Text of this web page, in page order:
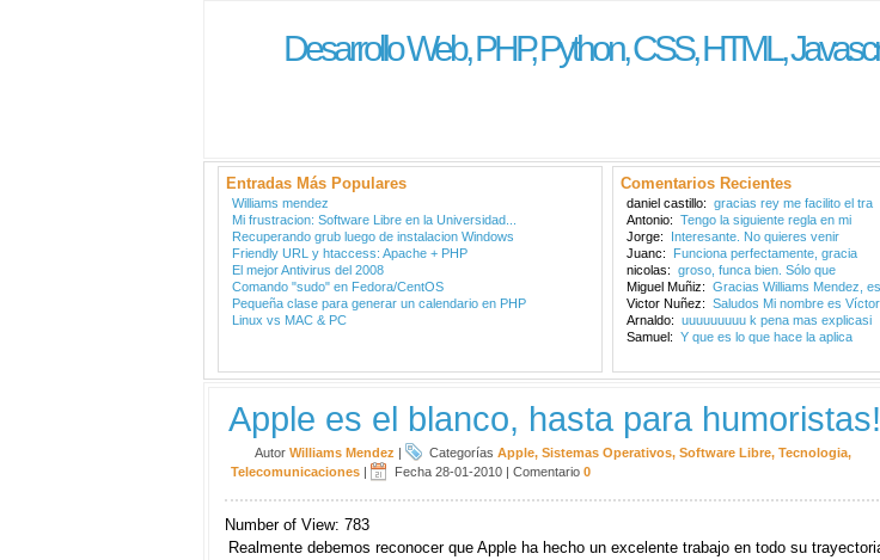
Desarrollo Web, PHP, Python, CSS, HTML,
Entradas Más Populares
Williams mendez
Mi frustracion: Software Libre en la Universidad...
Recuperando grub luego de instalacion Windows
Friendly URL y htaccess: Apache + PHP
El mejor Antivirus del 2008
Comando "sudo" en Fedora/CentOS
Pequeña clase para generar un calendario en PHP
Linux vs MAC & PC
Comentarios Recientes
daniel castillo: gracias rey me facilito el tra
Antonio: Tengo la siguiente regla en mi
Jorge:
Interesante. No quieres venir
Juanc:
Funciona perfectamente, gracia
nicolas: groso, funca bien. Sólo que
Miguel Muñiz: Gracias Williams Mendez,
Victor Nuñez: Saludos Mi nombre es
Arnaldo: uuuuuuuuu k pena mas explicasi
Samuel: Y que es lo que hace la aplica
Apple es el blanco, hasta para humoristas!
Autor Williams Mendez | Categorías Apple, Sistemas Operativos, Software Libre, Tecnologia,
Telecomunicaciones| Fecha 28-01-2010| Comentario 0
Number of View: 783
Realmente debemos reconocer que Apple ha hecho un excelente trabajo en todo su